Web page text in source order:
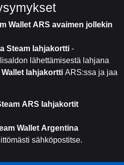
Wallet ARS avaimen jollekin
Steam lahjakortti -
lähettämisestä lahjana
Wallet lahjakortti ARS:ssa ja jaa
ARS lahjakortit
Wallet Argentina
sähköpostitse.